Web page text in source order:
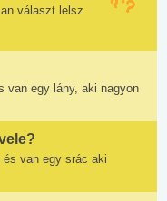
választ lelsz
van egy lány, aki nagyon
van egy srác aki